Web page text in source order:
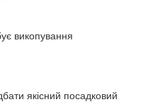
викопування
якісний посадковий